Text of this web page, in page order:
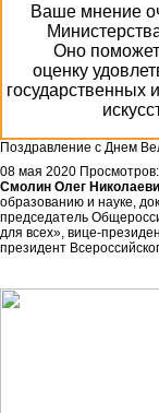
Ваше мнение
Оно
оценку
государственных
Поздравление с Днем
08 мая 2020
Смолин Олег
образованию и науке,
председатель
для всех», вице-
президент